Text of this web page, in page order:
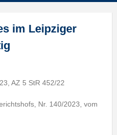
im Leipziger
AZ 5 StR 452/22
Nr. 140/2023, vom